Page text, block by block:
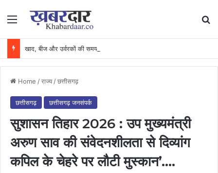
Menu
Home /राज्य /छत्तीसगढ़
छत्तीसगढ़ छत्तीसगढ़ जनसंपर्क
सुशासन तिहार 2026 : उप मुख्यमंत्री
अरुण साव की संवेदनशीलता से दिव्यांग
कपिल के चेहरे पर लौटी मुस्कान’….